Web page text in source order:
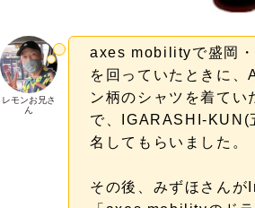
レモンお兄さ
ん
axes mobilityで盛岡
を回っていたときに、
ン柄のシャツを着てい
で、IGARASHI-KUN(
名してもらいました。
その後、みずほさん